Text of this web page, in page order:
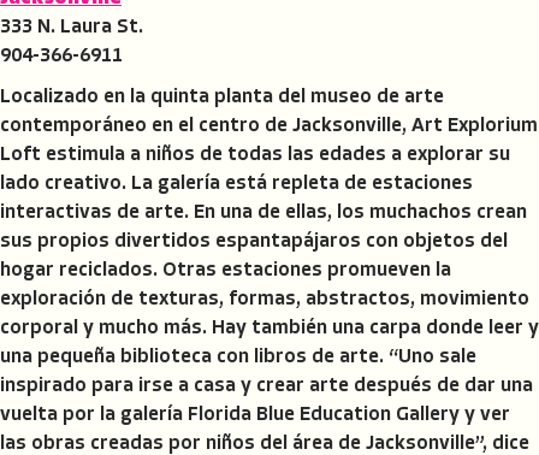
333 N. Laura St.
904-366-6911
Localizado en la quinta planta del museo de arte
contemporáneo en el centro de Jacksonville, Art Explorium
Loft estimula a niños de todas las edades a explorar su
lado creativo. La galería está repleta de estaciones
interactivas de arte. En una de ellas, los muchachos crean
sus propios divertidos espantapájaros con objetos del
hogar reciclados. Otras estaciones promueven la
exploración de texturas, formas, abstractos, movimiento
corporal y mucho más. Hay también una carpa donde leer y
una pequeña biblioteca con libros de arte. “Uno sale
inspirado para irse a casa y crear arte después de dar una
vuelta por la galería Florida Blue Education Gallery y ver
las obras creadas por niños del área de Jacksonville”, dice